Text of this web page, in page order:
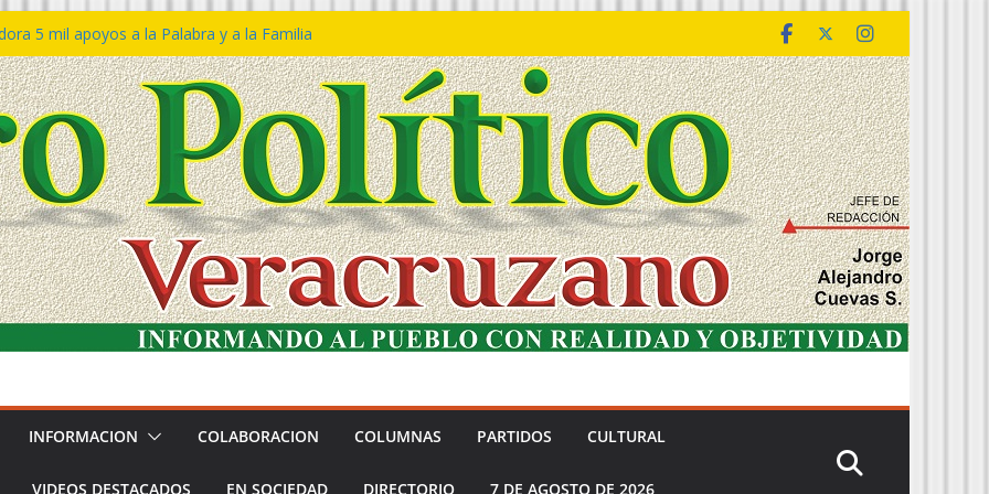
5 mil apoyos a la Palabra y a la Familia
Declaraciones de Procedencia en contra
𝙂𝙤𝙗𝙞𝙚𝙧𝙣𝙤 𝙙𝙚𝙡 𝙀𝙨𝙩𝙖𝙙𝙤 𝙖 𝙙𝙞𝙨𝙛𝙧𝙪𝙩𝙖𝙧
𝙙𝙚𝙡 𝙈𝙖𝙧 𝙚𝙣 𝘾𝙤𝙖𝙩𝙯𝙖𝙘𝙤𝙖𝙡𝙘𝙤𝙨
de policías con vocación de servicio y
SSP
Bravo rechaza acusaciones y asegura que
solicitud de desafuero
INFORMACION COLABORACION COLUMNAS PARTIDOS CULTURAL
VIDEOS DESTACADOS EN SOCIEDAD DIRECTORIO 7 DE AGOSTO DE 2026